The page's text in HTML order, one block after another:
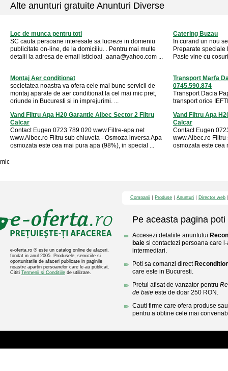
Alte anunturi gratuite Anunturi Diverse
Loc de munca pentru toti
SC cauta persoane interesate sa lucreze in domeniu
publicitate on-line, de la domiciliu. . Pentru mai multe
detalii la adresa de email isticioai_aana@yahoo.com ...
Catering Buzau
In curand un nou
Preparate speciale
Paste vine cu
Montaj Aer conditionat
societatea noastra va ofera cele mai bune servicii de
montaj aparate de aer conditionat la cel mai mic pret,
oriunde in Bucuresti si in imprejurimi. ...
Transport Marfa
0745.590.874
Transport Dacia
transport orice
Vand Filtru Apa H20 Garantie Albec Sector 2 Filtru
Calcar
Contact Eugen 0723 789 020 www.Filtre-apa.net
www.Albec.ro Filtru sub chiuveta - Osmoza inversa Apa
osmozata este cea mai pura apa (98%), in special ...
Vand Filtru Apa
Calcar
Contact Eugen
www.Albec.ro
osmozata este cea
mic
e-oferta.ro ® este un catalog online de afaceri,
fondat in anul 2005. Produsele, serviciile si
oportunitatile de afaceri publicate in paginile
noastre apartin persoanelor care le-au publicat.
Cititi Termenii si Conditiile de utilizare.
Companii Produse Anunturi Director web
Pe aceasta pagina poti
Accesezi detaliile anuntului
baie si contactezi persoana care
intermediari.
Poti sa comanzi direct
care este in Bucuresti.
Pretul afisat de vanzator pentru
de baie este de doar 250 RON.
Cauti firme care ofera produse
pentru a obtine cele mai